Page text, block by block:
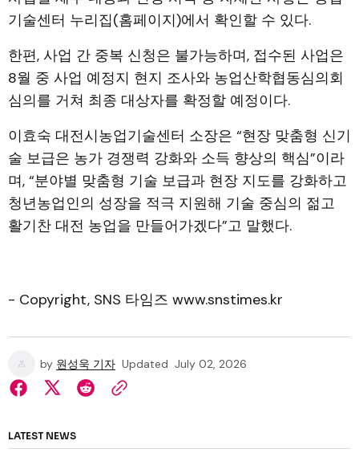
기술센터 누리집(홈페이지)에서 확인할 수 있다.
한편, 사업 간 중복 신청은 불가능하며, 접수된 사업은
8월 중 사업 예정지 현지 조사와 농업산학협동심의회
심의를 거쳐 최종 대상자를 확정할 예정이다.
이효숙 대전시농업기술센터 소장은 “현장 맞춤형 신기
술 보급은 농가 경쟁력 강화와 소득 향상의 핵심”이라
며, “분야별 맞춤형 기술 보급과 현장 지도를 강화하고
청년농업인의 성장을 적극 지원해 기술 중심의 젊고
활기찬 대전 농업을 만들어가겠다”고 말했다.
- Copyright, SNS 타임즈 www.snstimes.kr
by 원성욱 기자 Updated July 02, 2026
LATEST NEWS